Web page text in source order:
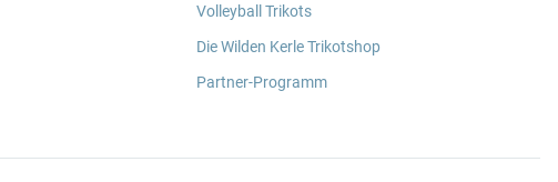
Volleyball Trikots
Die Wilden Kerle Trikotshop
Partner-Programm